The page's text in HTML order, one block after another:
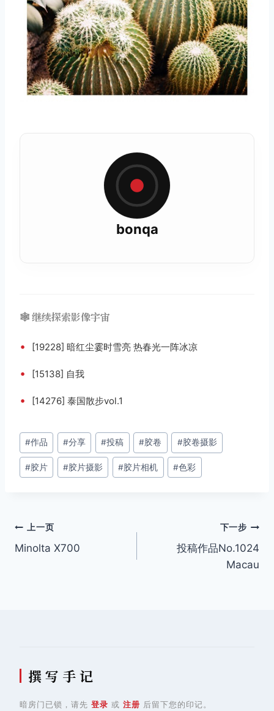
bonqa
🕸️ 继续探索影像宇宙
• [19228] 暗红尘霎时雪亮 热春光一阵冰凉
• [15138] 自我
• [14276] 泰国散步vol.1
文
章
标
#作品 #分享 #投稿 #胶卷 #胶卷摄影
#胶片 #胶片摄影 #胶片相机 #色彩
文
章
上一页
Minolta X700
下一步
投稿作品No.1024
Macau
撰 写 手 记
暗房门已锁，请先 登录 或 注册 后留下您的印记。